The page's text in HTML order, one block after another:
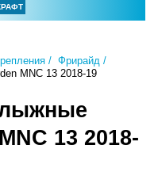
Фрирайд
MNC 13 2018-19
13 2018-